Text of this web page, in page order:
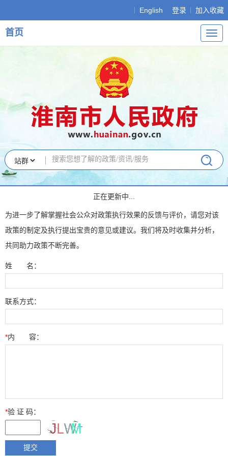
English 登录 加入收藏
导
航
首页
正在更新中...
为进一步了解掌握社会公众对政策执行效果的反馈与评价，请您对该
政策的制定及执行提出宝贵的意见或建议。我们将及时收集并分析，
共同助力政策不断完善。
姓 名：
联系方式：
*内 容：
*验 证 码：